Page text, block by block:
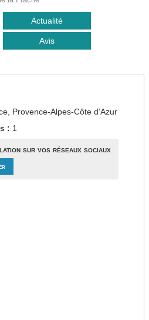
Actualité
Avis
Provence-Alpes-Côte d’Azur
: 1
sur vos réseaux sociaux